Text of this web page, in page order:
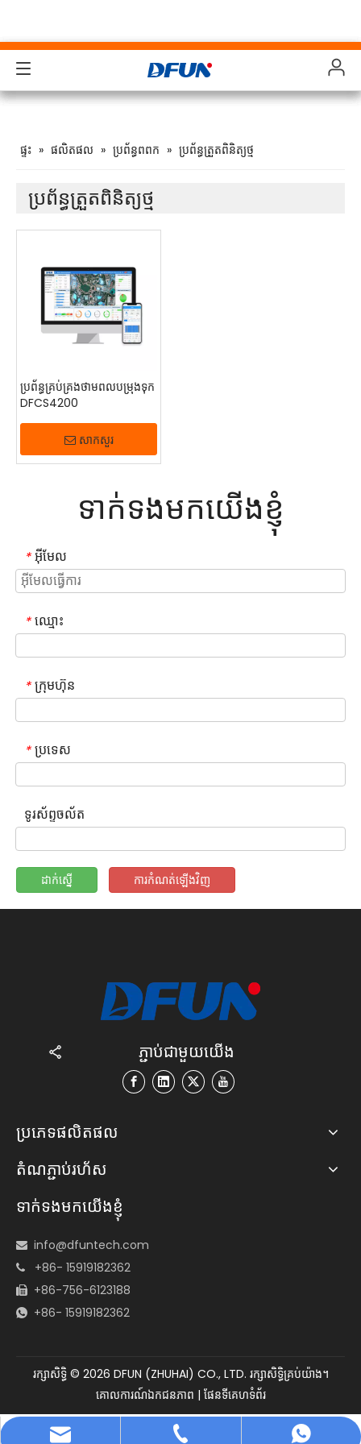
ដំណោះស្រាយ
ឧស្សាហកម្ម
គាំទ្រ
ការទាញយក
ករណីសិក្សា
អំពីពួកយើង
ទាក់ទងមកយើងខ្ញុំ
ដំណោះស្រាយ
ឧស្សាហកម្ម
គាំទ្រ
ការទាញយក
ករណីសិក្សា
អំពីពួកយើង
ទាក់ទងមកយើងខ្ញុំ
ដំណោះស្រាយ
ឧស្សាហកម្ម
គាំទ្រ
ការទាញយក
ករណីសិក្សា
អំពីពួកយើង
ទាក់ទងមកយើងខ្ញុំ
ដំណោះស្រាយ
ឧស្សាហកម្ម
គាំទ្រ
ការទាញយក
ករណីសិក្សា
អំពីពួកយើង
ទាក់ទងមកយើងខ្ញុំ
ផ្ទះ » ផលិតផល » ប្រព័ន្ធពពក » ប្រព័ន្ធត្រួតពិនិត្យថ្ម
ប្រព័ន្ធត្រួតពិនិត្យថ្ម
ប្រព័ន្ធគ្រប់គ្រងថាមពលបម្រុងទុក
DFCS4200
សាកសួរ
ទាក់ទងមកយើងខ្ញុំ
* អ៊ីមែល
* ឈ្មោះ
* ក្រុមហ៊ុន
* ប្រទេស
ទូរស័ព្ទចល័ត
ដាក់ស្នើ ការកំណត់ឡើងវិញ
ភ្ជាប់ជាមួយយើង
ប្រភេទផលិតផល
info@dfuntech.com
+86-756-6123188
+86 15919182362
តំណភ្ជាប់រហ័ស
ទាក់ទងមកយើងខ្ញុំ
 info@dfuntech.com
 +86- 15919182362
 +86-756-6123188
 +86- 15919182362
រក្សាសិទ្ធិ © 2026 DFUN (ZHUHAI) CO., LTD. រក្សាសិទ្ធិគ្រប់យ៉ាង។
គោលការណ៍ឯកជនភាព | ផែនទីគេហទំព័រ